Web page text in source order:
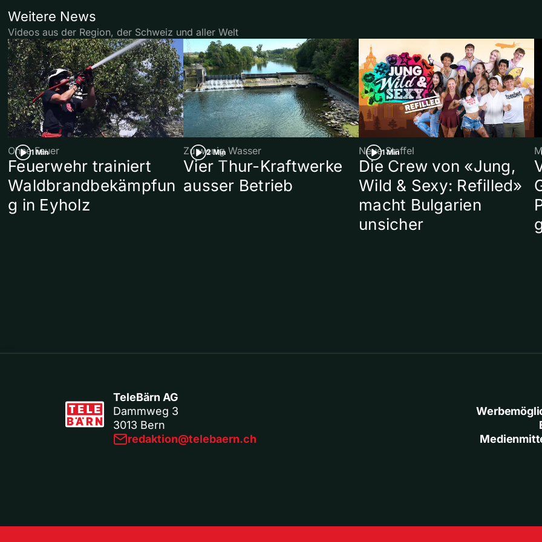
Weitere News
Videos aus der Region, der Schweiz und aller Welt
1 Min
Ohne Feuer
Feuerwehr trainiert
Waldbrandbekämpfun
g in Eyholz
2 Min
Zu wenig Wasser
Vier Thur-Kraftwerke
ausser Betrieb
1 Min
Neue Staffel
Die Crew von «Jung,
Wild & Sexy: Refilled»
macht Bulgarien
unsicher
TeleBärn AG
Dammweg 3
3013 Bern
redaktion@telebaern.ch